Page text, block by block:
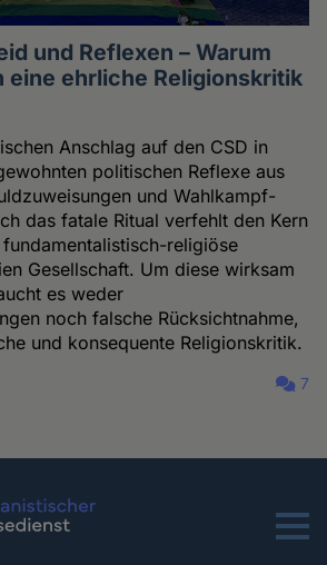
und Reflexen – Warum
eine ehrliche Religionskritik
Anschlag auf den CSD in
politischen Reflexe aus
und Wahlkampf-
das fatale Ritual verfehlt den Kern
religiöse
Gesellschaft. Um diese wirksam
es weder
noch falsche Rücksichtnahme,
und konsequente Religionskritik.
7
Menu